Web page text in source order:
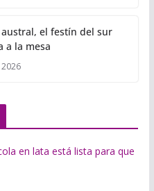
el festín del sur
a la mesa
en lata está lista para que